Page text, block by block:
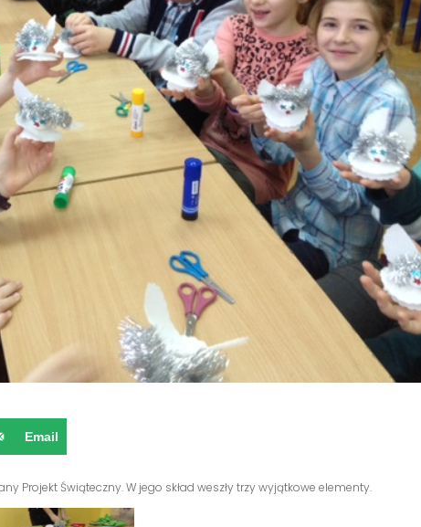
Email
Projekt Świąteczny. W jego skład weszły trzy wyjątkowe elementy.